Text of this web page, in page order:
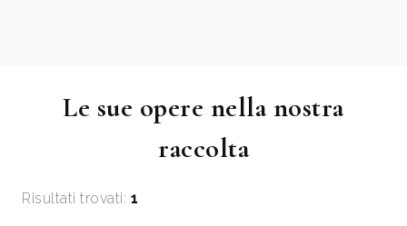
Le sue opere nella nostra
raccolta
Risultati trovati: 1